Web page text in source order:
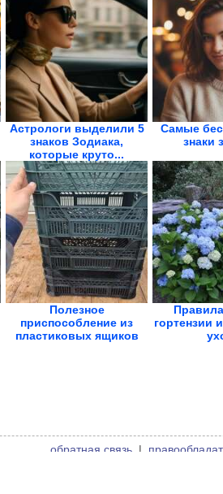
Астрологи выделили 5
знаков Зодиака,
которые круто...
Самые
знаки
Полезное
приспособление из
пластиковых ящиков
гортензии
обратная связь |